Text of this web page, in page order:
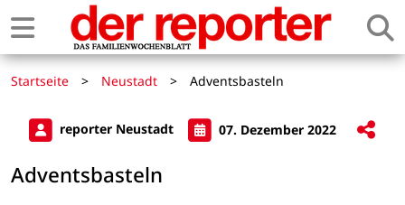
Startseite > Neustadt > Adventsbasteln
reporter Neustadt 07. Dezember 2022
Adventsbasteln